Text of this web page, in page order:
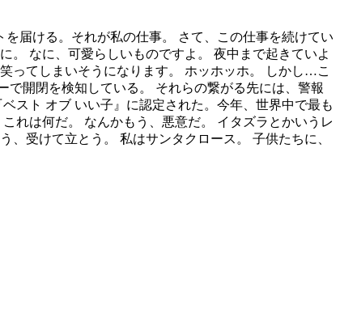
届ける。それが私の仕事。 さて、この仕事を続けてい
。 なに、可愛らしいものですよ。 夜中まで起きていよ
ってしまいそうになります。 ホッホッホ。 しかし…こ
開閉を検知している。 それらの繋がる先には、警報
スト オブ いい子』に認定された。今年、世界中で最も
れは何だ。 なんかもう、悪意だ。 イタズラとかいうレ
受けて立とう。 私はサンタクロース。 子供たちに、